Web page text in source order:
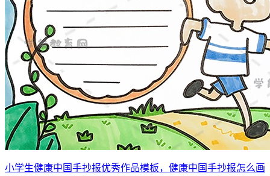
小学生健康中国手抄报优秀作品模板，健康中国手抄报怎么画